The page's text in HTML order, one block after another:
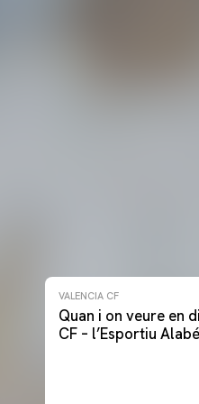
VALENCIA CF
Quan i on veure en
CF – l’Esportiu